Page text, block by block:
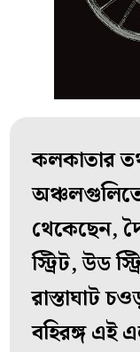
কলকাতার
অঞ্চলগুলিতে
থেকেছেন,
স্ট্রিট, উড
রাস্তাঘাট চও
বহিরঙ্গ এই